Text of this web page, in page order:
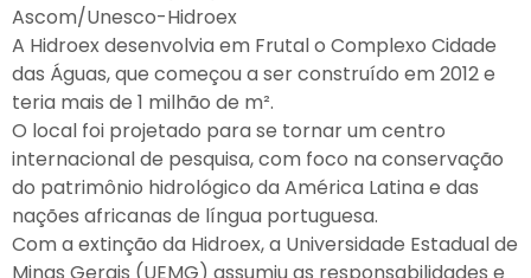
Ascom/Unesco-Hidroex
A Hidroex desenvolvia em Frutal o Complexo Cidade
das Águas, que começou a ser construído em 2012 e
teria mais de 1 milhão de m².
O local foi projetado para se tornar um centro
internacional de pesquisa, com foco na conservação
do patrimônio hidrológico da América Latina e das
nações africanas de língua portuguesa.
Com a extinção da Hidroex, a Universidade Estadual de